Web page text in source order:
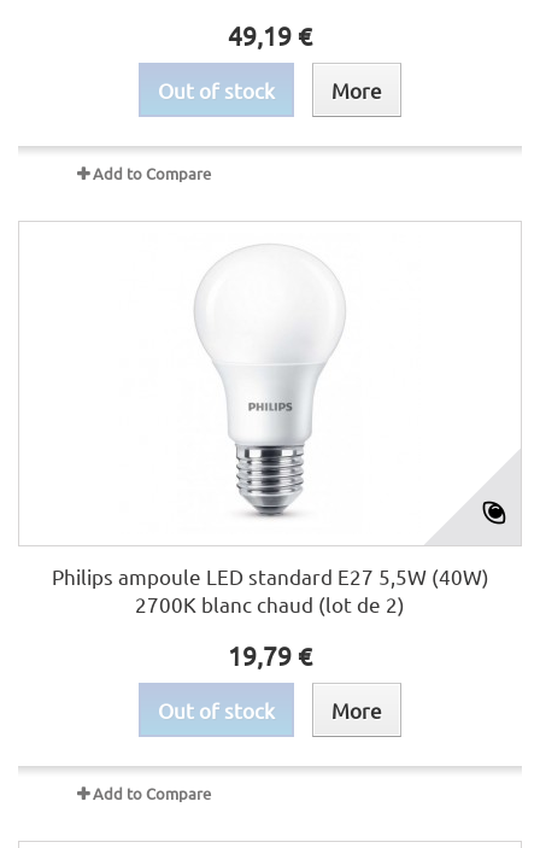
49,19 €
Out of stock More
Add to Compare
Philips ampoule LED standard E27 5,5W (40W)
2700K blanc chaud (lot de 2)
19,79 €
Out of stock More
Add to Compare